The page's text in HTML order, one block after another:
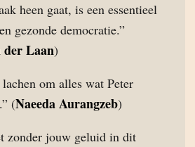
heen gaat, is een essentieel
gezonde democratie.”
der Laan)
om alles wat Peter
(Naeeda Aurangzeb)
zonder jouw geluid in dit